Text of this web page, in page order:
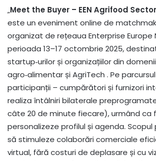
„Meet the Buyer – EEN Agrifood
este un eveniment online de
organizat de rețeaua Enterprise Europe
perioada 13–17 octombrie 2025,
startup‑urilor și organizațiilor din
agro‑alimentar și AgriTech . Pe
participanții – cumpărători și furnizori
realiza întâlniri bilaterale
câte 20 de minute fiecare), urmând ca
personalizeze profilul și agenda. Scopul
să stimuleze colaborări comerciale
virtual, fără costuri de deplasare și cu